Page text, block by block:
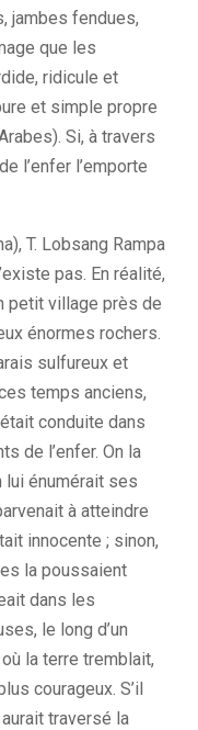
jambes fendues,
que les
ridicule et
et simple propre
Si, à travers
l’enfer l’emporte
T. Lobsang Rampa
pas. En réalité,
petit village près de
énormes rochers.
sulfureux et
temps anciens,
conduite dans
de l’enfer. On la
lui énumérait ses
à atteindre
innocente ; sinon,
la poussaient
dans les
le long d’un
la terre tremblait,
courageux. S’il
traversé la